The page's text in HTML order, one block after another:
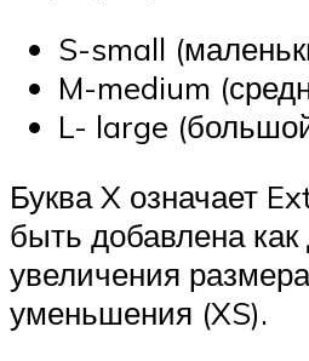
S-small
M-medium
L- large
Буква X означает
быть добавлена как
увеличения
уменьшения (XS).